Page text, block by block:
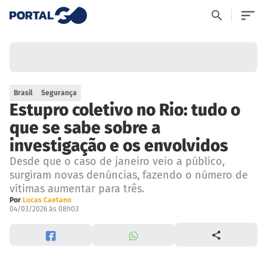
Brasil Segurança
Estupro coletivo no Rio: tudo o
que se sabe sobre a
investigação e os envolvidos
Desde que o caso de janeiro veio a público,
surgiram novas denúncias, fazendo o número de
vítimas aumentar para três.
Por Lucas Caetano
04/03/2026 às 08h03